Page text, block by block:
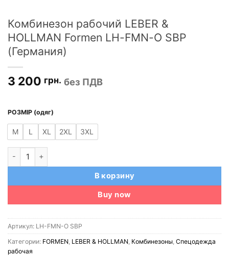
Комбинезон рабочий LEBER &
HOLLMAN Formen LH-FMN-O SBP
(Германия)
3 200 грн. без ПДВ
РОЗМІР (одяг)
M L XL 2XL 3XL
В корзину
Buy now
Артикул: LH-FMN-O SBP
Категории: FORMEN, LEBER & HOLLMAN, Комбинезоны, Спецодежда
рабочая